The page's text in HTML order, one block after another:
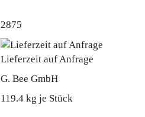
2875
Lieferzeit auf Anfrage
G. Bee GmbH
119.4 kg je Stück